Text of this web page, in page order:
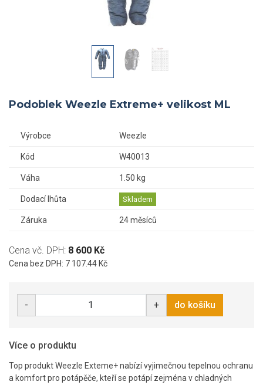
Podoblek Weezle Extreme+ velikost ML
Výrobce Weezle
Kód W40013
Váha 1.50 kg
Dodací lhůta Skladem
Záruka 24 měsíců
Cena vč. DPH: 8 600 Kč
Cena bez DPH: 7 107.44 Kč
- + do košíku
Více o produktu
Top produkt Weezle Exteme+ nabízí vyjimečnou tepelnou ochranu
a komfort pro potápěče, kteří se potápí zejména v chladných